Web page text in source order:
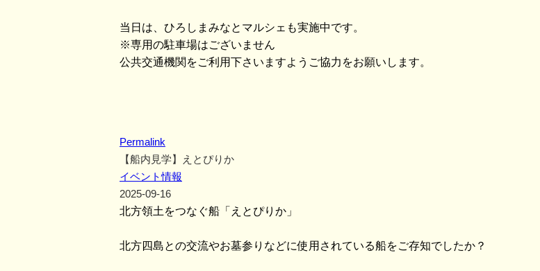
当日は、ひろしまみなとマルシェも実施中です。
※専用の駐車場はございません
公共交通機関をご利用下さいますようご協力をお願いします。
Permalink
【船内見学】えとぴりか
イベント情報
2025-09-16
北方領土をつなぐ船「えとぴりか」
北方四島との交流やお墓参りなどに使用されている船をご存知でしたか？